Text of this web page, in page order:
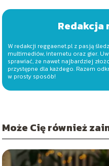
Redakcja
W redakcji reggaenet.pl z pasją
multimediów, internetu oraz gier.
sprawiać, że nawet najbardziej
przystępne dla każdego. Razem
w prosty sposób!
Może Cię również